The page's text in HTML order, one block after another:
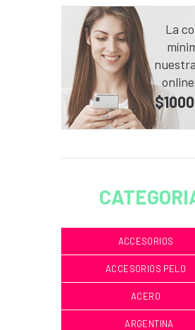
La
ACCESORIOS
ACCESORIOS PELO
ACERO
ARGENTINA